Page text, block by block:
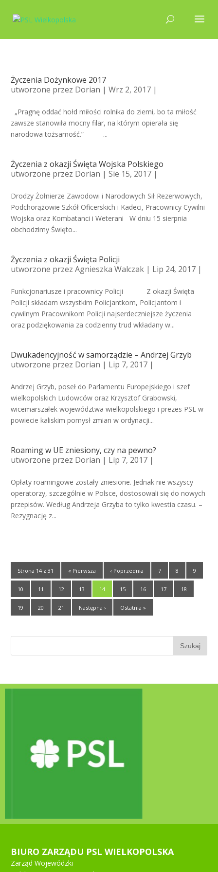
Życzenia Dożynkowe 2017
utworzone przez Dorian | Wrz 2, 2017 |
„Pragnę oddać hołd miłości rolnika do ziemi, bo ta miłość
zawsze stanowiła mocny filar, na którym opierała się
narodowa tożsamość.” ...
Życzenia z okazji Święta Wojska Polskiego
utworzone przez Dorian | Sie 15, 2017 |
Drodzy Żołnierze Zawodowi i Narodowych Sił Rezerwowych,
Podchorążowie Szkół Oficerskich i Kadeci, Pracownicy Cywilni
Wojska oraz Kombatanci i Weterani W dniu 15 sierpnia
obchodzimy Święto...
Życzenia z okazji Święta Policji
utworzone przezAgnieszka Walczak | Lip 24, 2017 |
Funkcjonariusze i pracownicy Policji Z okazji Święta
Policji składam wszystkim Policjantkom, Policjantom i
cywilnym Pracownikom Policji najserdeczniejsze życzenia
oraz podziękowania za codzienny trud wkładany w...
Dwukadencyjność w samorządzie – Andrzej Grzyb
utworzone przez Dorian | Lip 7, 2017 |
Andrzej Grzyb, poseł do Parlamentu Europejskiego i szef
wielkopolskich Ludowców oraz Krzysztof Grabowski,
wicemarszałek województwa wielkopolskiego i prezes PSL w
powiecie kaliskim pomysł zmian w ordynacji...
Roaming w UE zniesiony, czy na pewno?
utworzone przez Dorian | Lip 7, 2017 |
Opłaty roamingowe zostały zniesione. Jednak nie wszyscy
operatorzy, szczególnie w Polsce, dostosowali się do nowych
przepisów. Według Andrzeja Grzyba to tylko kwestia czasu. –
Rezygnację z...
Strona 14 z 31 « Pierwsza ‹ Poprzednia 7 8 9
10 11 12 13 14 15 16 17 18
19 20 21 Następna › Ostatnia »
BIURO ZARZĄDU PSL WIELKOPOLSKA
Zarząd Wojewódzki